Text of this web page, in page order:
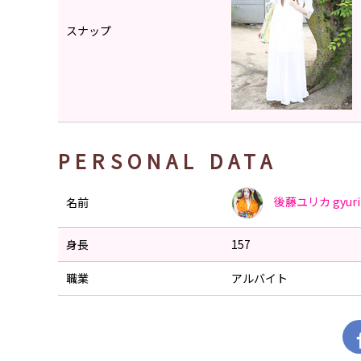
スナップ
PERSONAL DATA
名前 後藤ユリカ
身長 157
職業 アルバイト